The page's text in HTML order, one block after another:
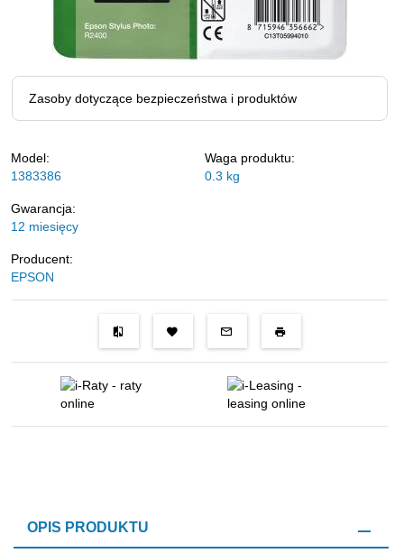
Zasoby dotyczące bezpieczeństwa i produktów
Model:
1383386
Waga produktu:
0.3 kg
Gwarancja:
12 miesięcy
Producent:
EPSON
OPIS PRODUKTU